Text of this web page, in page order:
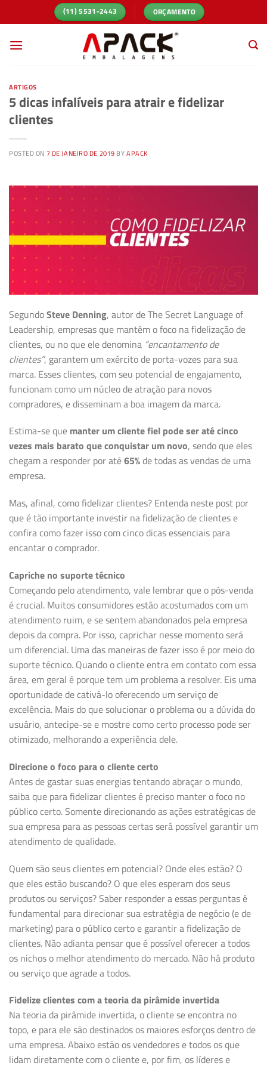
to
(11) 5531-2443 ORÇAMENTO
ARTIGOS
5 dicas infalíveis para atrair e fidelizar
clientes
POSTED ON 7 DE JANEIRO DE 2019 BYAPACK
SegundoSteve Denning, autor de The Secret Language of
Leadership, empresas que mantêm o foco na fidelização de
clientes, ou no que ele denomina “encantamento de
clientes”, garantem um exército de porta-vozes para sua
marca. Esses clientes, com seu potencial de engajamento,
funcionam como um núcleo de atração para novos
compradores, e disseminam a boa imagem da marca.
Estima-se que manter um cliente fiel pode ser até cinco
vezes mais barato que conquistar um novo, sendo que eles
chegam a responder por até65%de todas as vendas de uma
empresa.
Mas, afinal, como fidelizar clientes? Entenda neste post por
que é tão importante investir na fidelização de clientes e
confira como fazer isso com cinco dicas essenciais para
encantar o comprador.
Capriche no suporte técnico
Começando pelo atendimento, vale lembrar que o pós-venda
é crucial. Muitos consumidores estão acostumados com um
atendimento ruim, e se sentem abandonados pela empresa
depois da compra. Por isso, caprichar nesse momento será
um diferencial. Uma das maneiras de fazer isso é por meio do
suporte técnico. Quando o cliente entra em contato com essa
área, em geral é porque tem um problema a resolver. Eis uma
oportunidade de cativá-lo oferecendo um serviço de
excelência. Mais do que solucionar o problema ou a dúvida do
usuário, antecipe-se e mostre como certo processo pode ser
otimizado, melhorando a experiência dele.
Direcione o foco para o cliente certo
Antes de gastar suas energias tentando abraçar o mundo,
saiba que para fidelizar clientes é preciso manter o foco no
público certo. Somente direcionando as ações estratégicas de
sua empresa para as pessoas certas será possível garantir um
atendimento de qualidade.
Quem são seus clientes em potencial? Onde eles estão? O
que eles estão buscando? O que eles esperam dos seus
produtos ou serviços? Saber responder a essas perguntas é
fundamental para direcionar sua estratégia de negócio (e de
marketing) para o público certo e garantir a fidelização de
clientes. Não adianta pensar que é possível oferecer a todos
os nichos o melhor atendimento do mercado. Não há produto
ou serviço que agrade a todos.
Fidelize clientes com a teoria da pirâmide invertida
Na teoria da pirâmide invertida, o cliente se encontra no
topo, e para ele são destinados os maiores esforços dentro de
uma empresa. Abaixo estão os vendedores e todos os que
lidam diretamente com o cliente e, por fim, os líderes e